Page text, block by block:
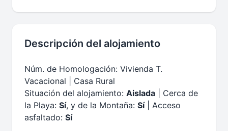
Descripción del alojamiento
Núm. de Homologación: Vivienda T.
Vacacional | Casa Rural
Situación del alojamiento: Aislada | Cerca de
la Playa: Sí, y de la Montaña: Sí| Acceso
asfaltado: Sí